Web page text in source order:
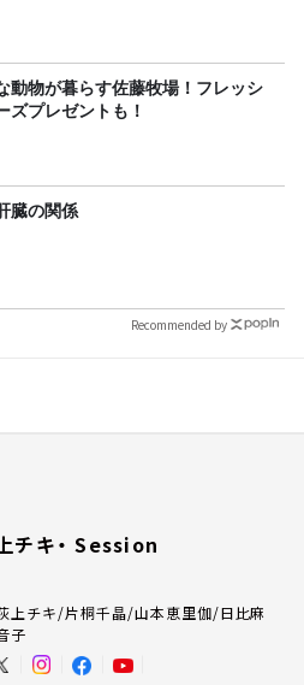
動物が暮らす佐藤牧場！フレッシ
ズプレゼントも！
臓の関係
Recommended by
チキ・ Session
上チキ/片桐千晶/山本恵里伽/日比麻
子